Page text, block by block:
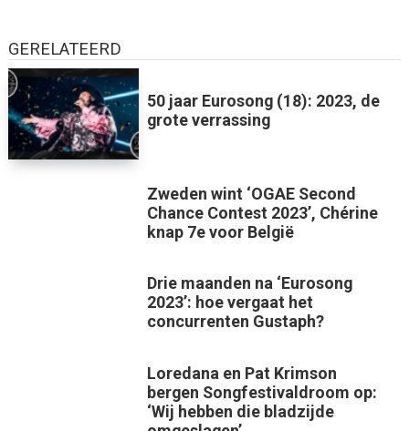
GERELATEERD
50 jaar Eurosong (18): 2023, de
grote verrassing
Zweden wint ‘OGAE Second
Chance Contest 2023’, Chérine
knap 7e voor België
Drie maanden na ‘Eurosong
2023’: hoe vergaat het
concurrenten Gustaph?
Loredana en Pat Krimson
bergen Songfestivaldroom op:
‘Wij hebben die bladzijde